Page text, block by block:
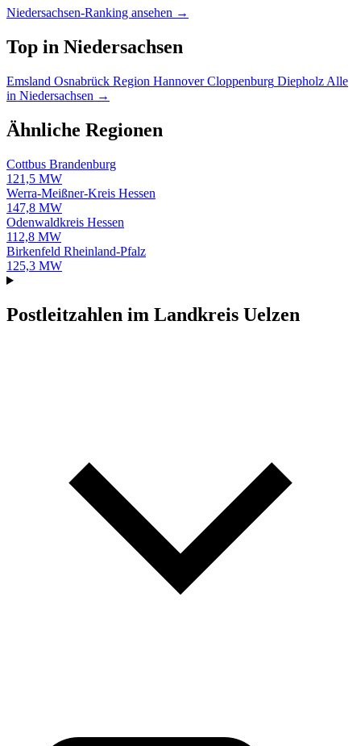
Niedersachsen-Ranking ansehen →
Top in Niedersachsen
Emsland Osnabrück Region Hannover Cloppenburg Diepholz Alle
in Niedersachsen →
Ähnliche Regionen
Cottbus Brandenburg
121,5 MW
Werra-Meißner-Kreis Hessen
147,8 MW
Odenwaldkreis Hessen
112,8 MW
Birkenfeld Rheinland-Pfalz
125,3 MW
Postleitzahlen im Landkreis Uelzen